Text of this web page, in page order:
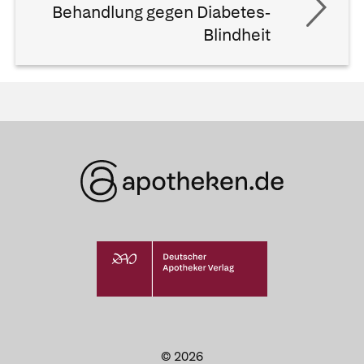
Behandlung gegen Diabetes-
Blindheit
© 2026